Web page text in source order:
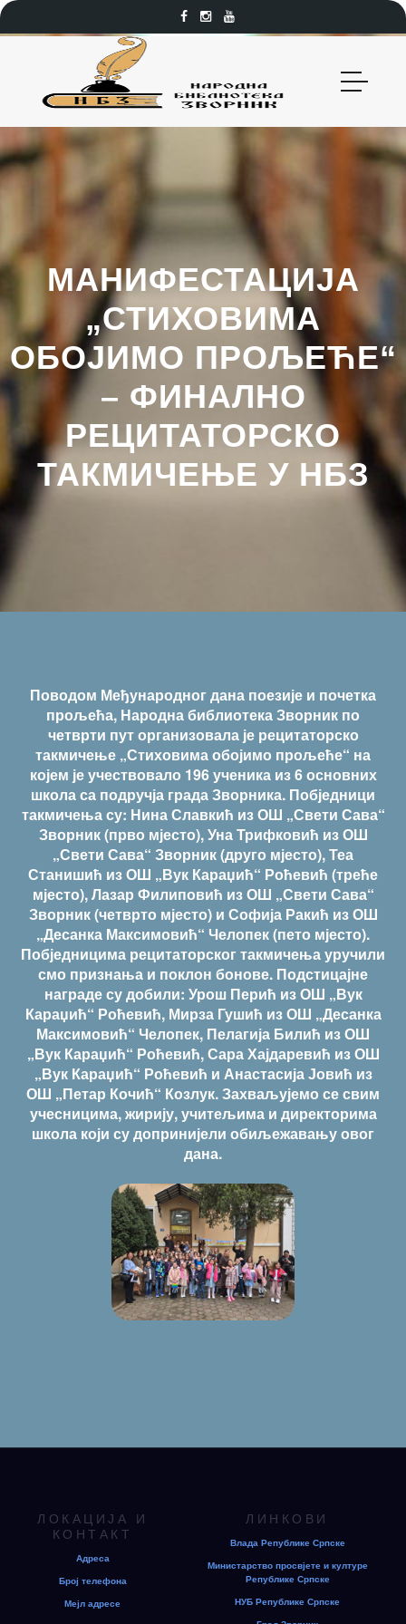
МАНИФЕСТАЦИЈА
„СТИХОВИМА
ОБОЈИМО ПРОЉЕЋЕ“
– ФИНАЛНО
РЕЦИТАТОРСКО
ТАКМИЧЕЊЕ У НБЗ
Поводом Међународног дана поезије и почетка
прољећа, Народна библиотека Зворник по
четврти пут организовала је рецитаторско
такмичење „Стиховима обојимо прољеће“ на
којем је учествовало 196 ученика из 6 основних
школа са подручја града Зворника. Побједници
такмичења су: Нина Славкић из ОШ „Свети Сава“
Зворник (прво мјесто), Уна Трифковић из ОШ
„Свети Сава“ Зворник (друго мјесто), Теа
Станишић из ОШ „Вук Караџић“ Роћевић (треће
мјесто), Лазар Филиповић из ОШ „Свети Сава“
Зворник (четврто мјесто) и Софија Ракић из ОШ
„Десанка Максимовић“ Челопек (пето мјесто).
Побједницима рецитаторског такмичења уручили
смо признања и поклон бонове. Подстицајне
награде су добили: Урош Перић из ОШ „Вук
Караџић“ Роћевић, Мирза Гушић из ОШ „Десанка
Максимовић“ Челопек, Пелагија Билић из ОШ
„Вук Караџић“ Роћевић, Сара Хајдаревић из ОШ
„Вук Караџић“ Роћевић и Анастасија Јовић из
ОШ „Петар Кочић“ Козлук. Захваљујемо се свим
учесницима, жирију, учитељима и директорима
школа који су допринијели обиљежавању овог
дана.
ЛОКАЦИЈА И
КОНТАКТ
Адреса
Број телефона
Мејл адресе
ЛИНКОВИ
Влада Републике Српске
Министарство просвјете и културе
Републике Српске
НУБ Републике Српске